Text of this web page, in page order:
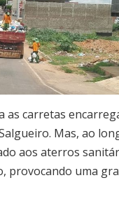
as carretas
Mas, ao
aos aterros
provocando uma